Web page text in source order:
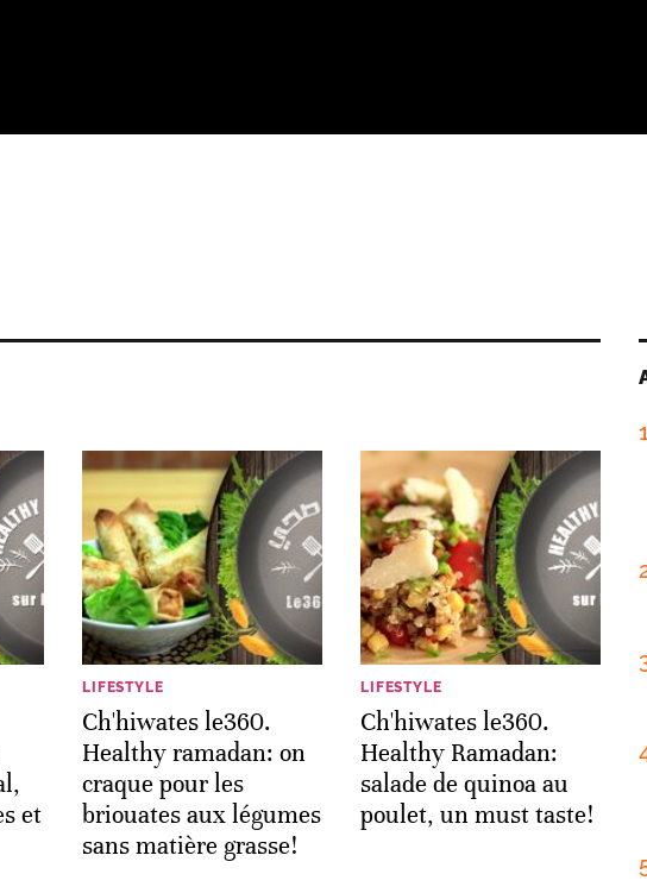
et
LIFESTYLE
Ch'hiwates le360.
Healthy ramadan: on
craque pour les
briouates aux légumes
sans matière grasse!
LIFESTYLE
Ch'hiwates le360.
Healthy Ramadan:
salade de quinoa au
poulet, un must taste!
1